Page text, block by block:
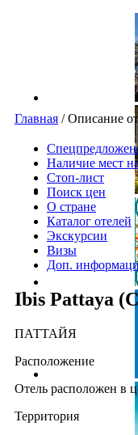
Главная /Описание
Наличие мест
Стоп-лист
Поиск цен
О стране
Каталог отелей
Экскурсии
Визы
Доп.
Ibis Pattaya
ПАТТАЙЯ
Расположение
Отель расположен в
Территория